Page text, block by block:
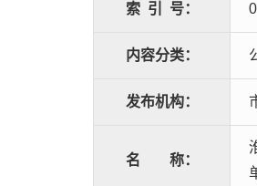
索 引 号：
内容分类：
发布机构：
名 称：